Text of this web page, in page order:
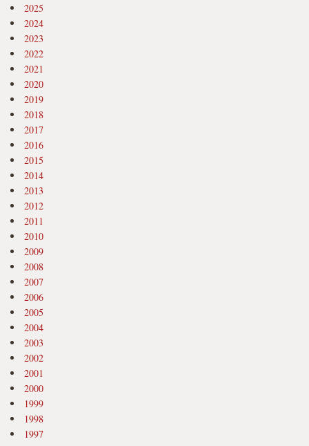
2025
2024
2023
2022
2021
2020
2019
2018
2017
2016
2015
2014
2013
2012
2011
2010
2009
2008
2007
2006
2005
2004
2003
2002
2001
2000
1999
1998
1997